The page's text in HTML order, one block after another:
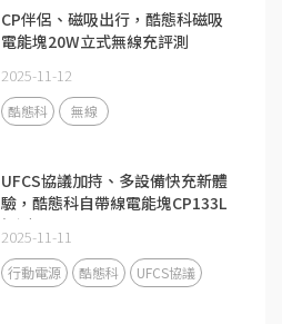
CP伴侶、磁吸出行，酷態科磁吸
電能塊20W立式無線充評測
2025-11-12
酷態科 無線
UFCS協議加持、多設備快充新體
驗，酷態科自帶線電能塊CP133L
評測
2025-11-11
行動電源 酷態科 UFCS協議